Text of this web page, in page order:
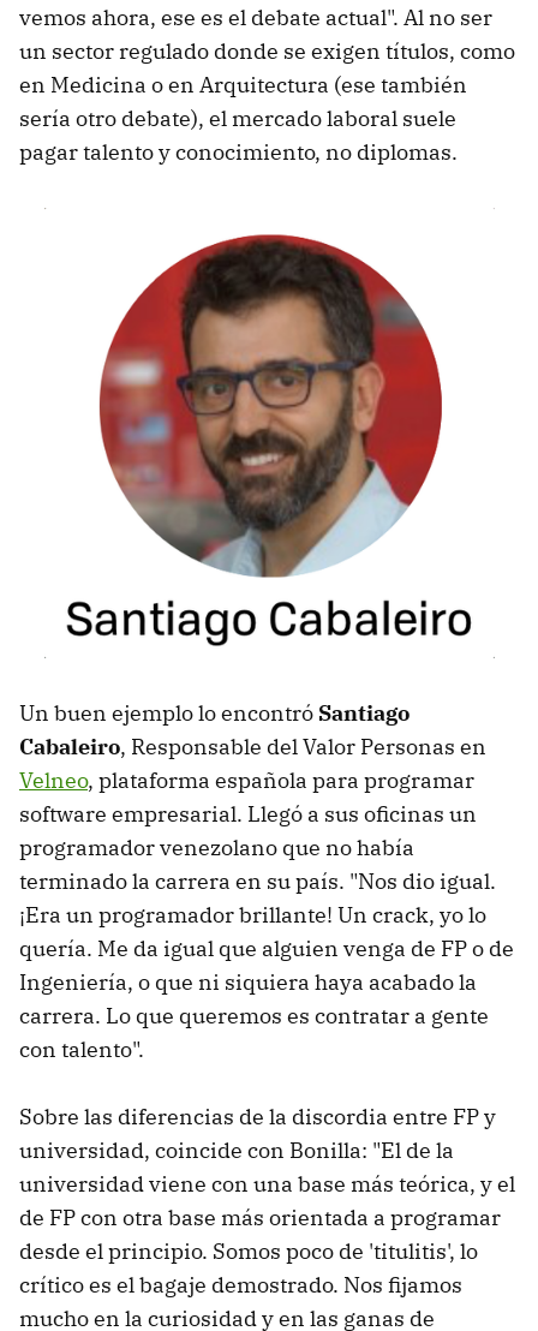
vemos ahora, ese es el debate actual". Al no ser
un sector regulado donde se exigen títulos, como
en Medicina o en Arquitectura (ese también
sería otro debate), el mercado laboral suele
pagar talento y conocimiento, no diplomas.
Un buen ejemplo lo encontró Santiago
Cabaleiro, Responsable del Valor Personas en
Velneo, plataforma española para programar
software empresarial. Llegó a sus oficinas un
programador venezolano que no había
terminado la carrera en su país. "Nos dio igual.
¡Era un programador brillante! Un crack, yo lo
quería. Me da igual que alguien venga de FP o de
Ingeniería, o que ni siquiera haya acabado la
carrera. Lo que queremos es contratar a gente
con talento".
Sobre las diferencias de la discordia entre FP y
universidad, coincide con Bonilla: "El de la
universidad viene con una base más teórica, y el
de FP con otra base más orientada a programar
desde el principio. Somos poco de 'titulitis', lo
crítico es el bagaje demostrado. Nos fijamos
mucho en la curiosidad y en las ganas de